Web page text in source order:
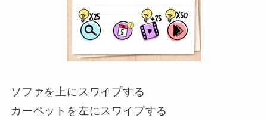
ソファを上にスワイプする
カーペットを左にスワイプする